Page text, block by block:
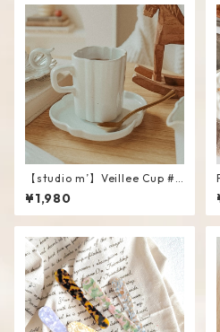
【studio m’】Veillee Cup #
White
¥1,980